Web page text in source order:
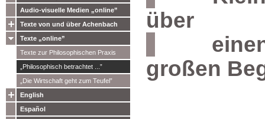
Audio-visuelle Medien „online”
Texte von und über Achenbach
Texte „online”
Texte zur Philosophischen Praxis
„Philosophisch betrachtet ...”
„Die Wirtschaft geht zum Teufel”
English
Español
über
einen
großen